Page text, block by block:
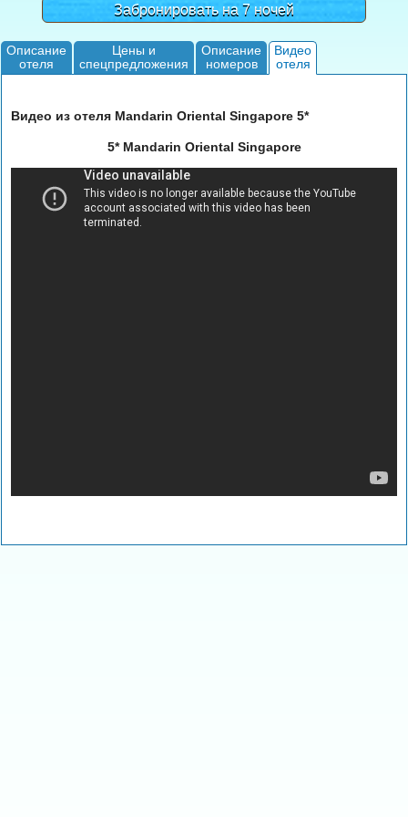
Забронировать на 7 ночей
Описание
отеля
Цены и
спецпредложения
Описание
номеров
Видео
отеля
Видео из отеля Mandarin Oriental Singapore 5*
5* Mandarin Oriental Singapore